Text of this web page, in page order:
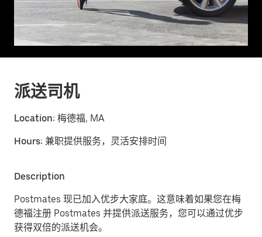
派送司机
Location: 梅德福, MA
Hours: 兼职提供服务，灵活安排时间
Description
Postmates 现已加入优步大家庭。这意味着如果您在梅
德福注册 Postmates 并提供派送服务，您可以通过优步
获得双倍的派送机会。